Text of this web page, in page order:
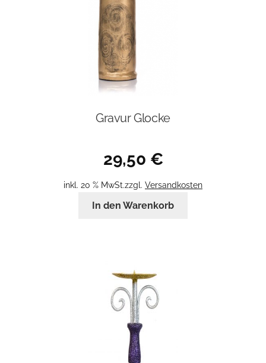
Gravur Glocke
29,50 €
inkl. 20 % MwSt.zzgl. Versandkosten
In den Warenkorb